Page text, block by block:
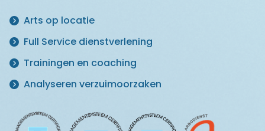
Arts op locatie
Full Service dienstverlening
Trainingen en coaching
Analyseren verzuimoorzaken